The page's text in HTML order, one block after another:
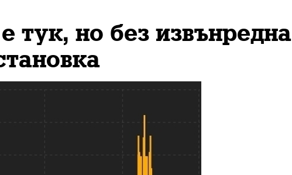
но без извънредна